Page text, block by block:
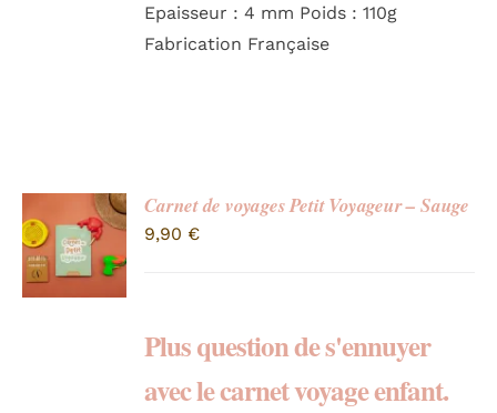
Epaisseur : 4 mm Poids : 110g
Fabrication Française
Carnet de voyages Petit Voyageur – Sauge
9,90 €
Plus question de s'ennuyer
avec le carnet voyage enfant.